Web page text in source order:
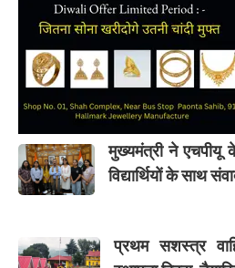
मुख्यमंत्री ने एचपीयू
विद्यार्थियों के साथ
प्रथम सशस्त्र